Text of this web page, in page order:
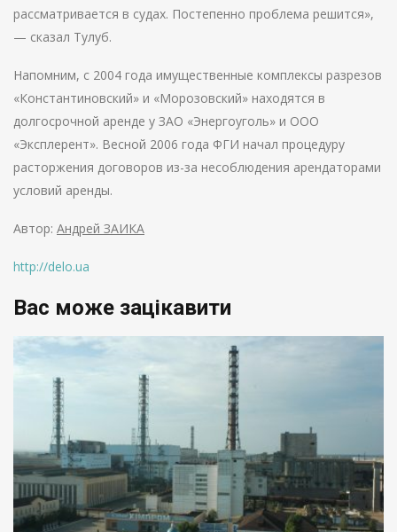
рассматривается в судах. Постепенно проблема решится»,
— сказал Тулуб.
Напомним, с 2004 года имущественные комплексы разрезов
«Константиновский» и «Морозовский» находятся в
долгосрочной аренде у ЗАО «Энергоуголь» и ООО
«Эксплерент». Весной 2006 года ФГИ начал процедуру
расторжения договоров из-за несоблюдения арендаторами
условий аренды.
Автор: Андрей ЗАИКА
http://delo.ua
Вас може зацікавити